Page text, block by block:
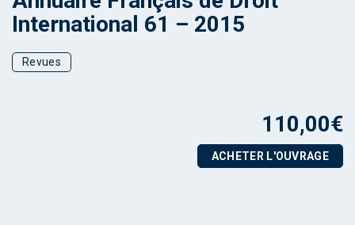
International 61 – 2015
Revues
110,00€
ACHETER L'OUVRAGE